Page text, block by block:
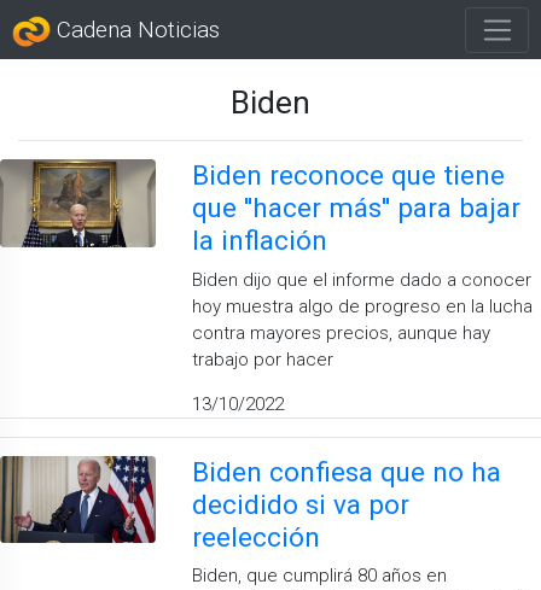
Cadena Noticias
Biden
Biden reconoce que tiene
que ''hacer más'' para bajar
la inflación
Biden dijo que el informe dado a conocer
hoy muestra algo de progreso en la lucha
contra mayores precios, aunque hay
trabajo por hacer
13/10/2022
Biden confiesa que no ha
decidido si va por
reelección
Biden, que cumplirá 80 años en